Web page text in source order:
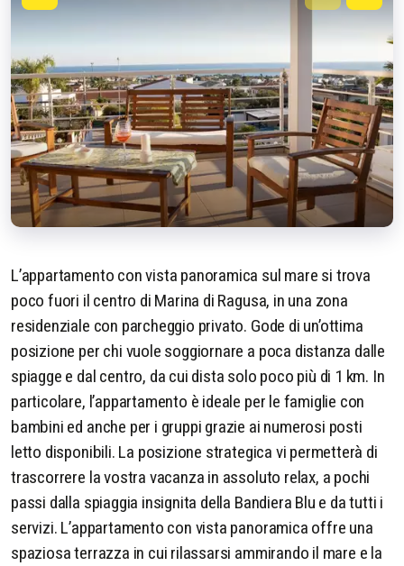
L’appartamento con vista panoramica sul mare si trova
poco fuori il centro di Marina di Ragusa, in una zona
residenziale con parcheggio privato. Gode di un’ottima
posizione per chi vuole soggiornare a poca distanza dalle
spiagge e dal centro, da cui dista solo poco più di 1 km. In
particolare, l’appartamento è ideale per le famiglie con
bambini ed anche per i gruppi grazie ai numerosi posti
letto disponibili. La posizione strategica vi permetterà di
trascorrere la vostra vacanza in assoluto relax, a pochi
passi dalla spiaggia insignita della Bandiera Blu e da tutti i
servizi. L’appartamento con vista panoramica offre una
spaziosa terrazza in cui rilassarsi ammirando il mare e la